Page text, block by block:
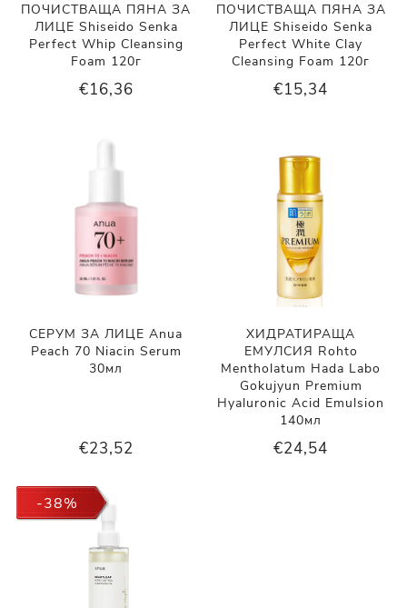
ПОЧИСТВАЩА ПЯНА ЗА
ЛИЦЕ Shiseido Senka
Perfect Whip Cleansing
Foam 120г
€16,36
ПОЧИСТВАЩА ПЯНА ЗА
ЛИЦЕ Shiseido Senka
Perfect White Clay
Cleansing Foam 120г
€15,34
СЕРУМ ЗА ЛИЦЕ Anua
Peach 70 Niacin Serum
30мл
€23,52
ХИДРАТИРАЩА
ЕМУЛСИЯ Rohto
Mentholatum Hada Labo
Gokujyun Premium
Hyaluronic Acid Emulsion
140мл
€24,54
-38%